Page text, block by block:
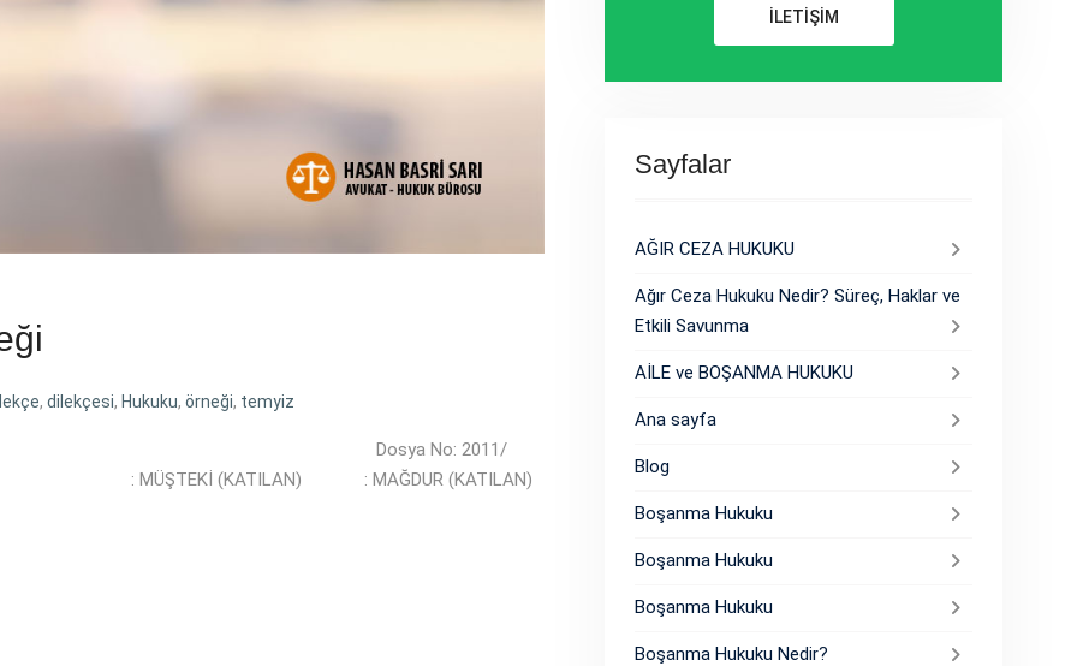
, dilekçesi, Hukuku, örneği, temyiz
Dosya No: 2011/
: MÜŞTEKİ (KATILAN) : MAĞDUR (KATILAN)
İLETİŞİM
Sayfalar
AĞIR CEZA HUKUKU
Ağır Ceza Hukuku Nedir? Süreç, Haklar ve
Etkili Savunma
AİLE ve BOŞANMA HUKUKU
Ana sayfa
Blog
Boşanma Hukuku
Boşanma Hukuku
Boşanma Hukuku
Boşanma Hukuku Nedir?